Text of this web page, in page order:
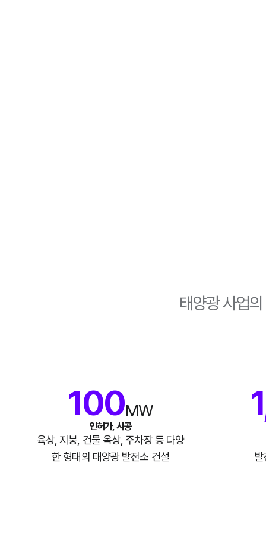
태양광 사업
100MW
인허가, 시공
육상, 지붕, 건물 옥상, 주차장 등 다양
한 형태의 태양광 발전소 건설